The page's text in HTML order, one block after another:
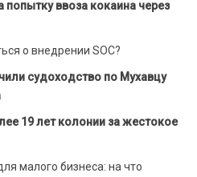
ввоза кокаина через
о внедрении SOC?
судоходство по Мухавцу
19 лет колонии за жестокое
малого бизнеса: на что